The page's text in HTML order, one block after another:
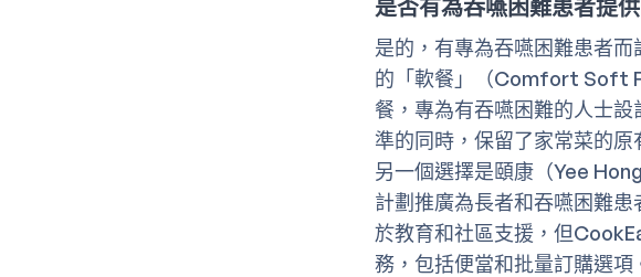
是否有為吞嚥困難患者提
是的，有專為吞嚥困難患者
的「軟餐」（Comfort Soft
餐，專為有吞嚥困難的人士
準的同時，保留了家常菜的原
另一個選擇是頤康（Yee
計劃推廣為長者和吞嚥困難
於教育和社區支援，但
務，包括便當和批量訂購選